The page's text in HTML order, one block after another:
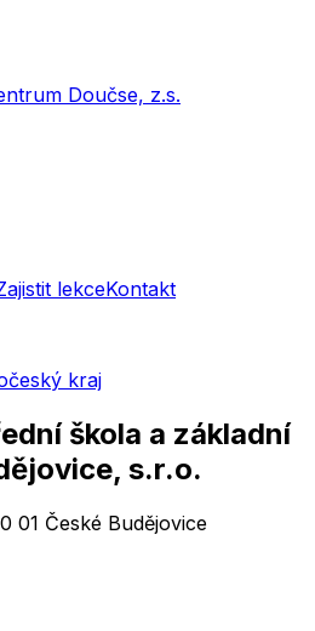
Doučse, z.s.
lekceKontakt
kraj
škola a základní
s.r.o.
01 České Budějovice